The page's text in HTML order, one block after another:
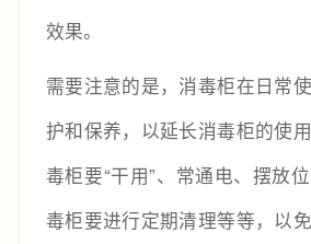
效果。
需要注意的是，消毒柜在日常
护和保养，以延长消毒柜的使
毒柜要“干用”、常通电、摆放
毒柜要进行定期清理等等，以